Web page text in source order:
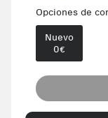
Opciones de
Nuevo
0€